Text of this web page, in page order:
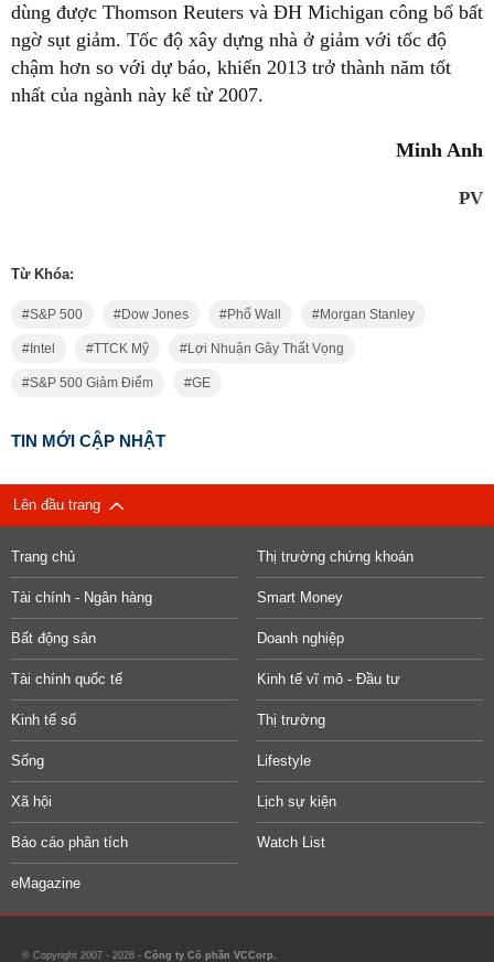
dùng được Thomson Reuters và ĐH Michigan công bố bất
ngờ sụt giảm. Tốc độ xây dựng nhà ở giảm với tốc độ
chậm hơn so với dự báo, khiến 2013 trở thành năm tốt
nhất của ngành này kể từ 2007.
Minh Anh
PV
Từ Khóa:
S&P 500 Dow Jones Phố Wall Morgan Stanley
Intel TTCK Mỹ Lợi Nhuận Gây Thất Vọng
S&P 500 Giảm Điểm GE
TIN MỚI CẬP NHẬT
Lên đầu trang
Trang chủ Thị trường chứng khoán
Tài chính - Ngân hàng Smart Money
Bất động sản Doanh nghiệp
Tài chính quốc tế Kinh tế vĩ mô - Đầu tư
Kinh tế số Thị trường
Sống Lifestyle
Xã hội Lịch sự kiện
Báo cáo phân tích Watch List
eMagazine
© Copyright 2007 - 2026 - Công ty Cổ phần VCCorp.